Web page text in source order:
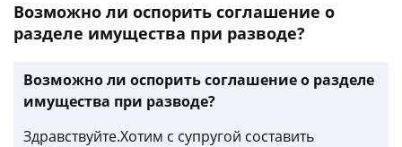
Возможно ли оспорить соглашение о
разделе имущества при разводе?
Возможно ли оспорить соглашение о разделе
имущества при разводе?
Здравствуйте.Хотим с супругой составить